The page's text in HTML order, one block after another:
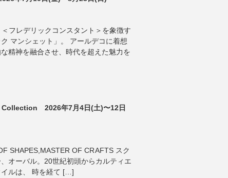
＜フレデリックコンスタント＞を象徴す
マンシェット」。 アールデコに着想
精神を融合させ、時代を超えた魅力を
2026年7月4日(土)〜12日
SHAPES,MASTER OF CRAFTS スク
オーバル。20世紀初頭からカルティエ
イルは、 時を経て […]